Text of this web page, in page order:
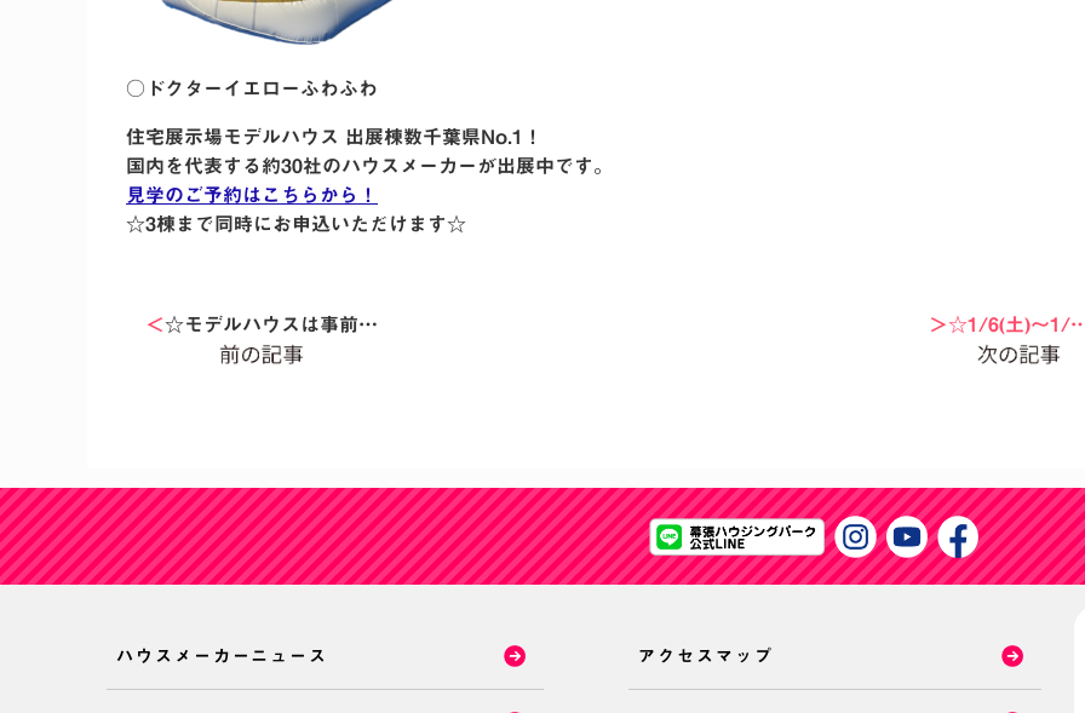
○ドクターイエローふわふわ
住宅展示場モデルハウス 出展棟数千葉県No.1！
国内を代表する約30社のハウスメーカーが出展中です。
見学のご予約はこちらから！
☆3棟まで同時にお申込いただけます☆
＜☆モデルハウスは事前… ＞☆1/6(土)〜1/
ハウスメーカーニュース アクセスマップ